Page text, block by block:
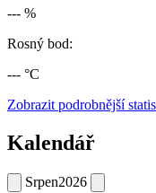
--- %
Rosný bod:
--- °C
Zobrazit podrobnější
Kalendář
Srpen2026